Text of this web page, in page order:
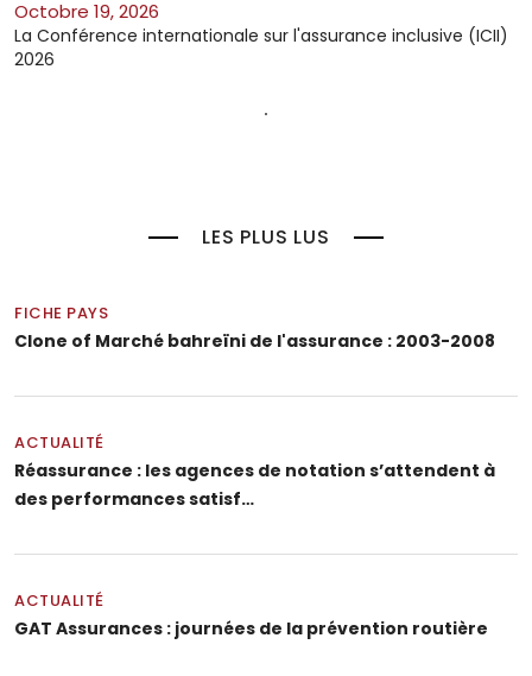
octobre 19, 2026
La Conférence internationale sur l'assurance inclusive (ICII)
2026
LES PLUS LUS
FICHE PAYS
Clone of Marché bahreïni de l'assurance : 2003-2008
ACTUALITÉ
Réassurance : les agences de notation s’attendent à
des performances satisf…
ACTUALITÉ
GAT Assurances : journées de la prévention routière